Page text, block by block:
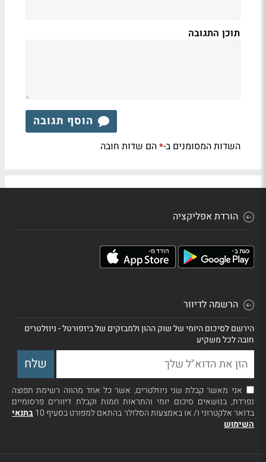
תוכן התגובה
הוסף תגובה
השדות המסומנים ב-*הם שדות חובה
הורדת אפליקציה
הרשמה לדיוור
הירשם לסיכום היומי של שוק ההון ולמבזקים של ביזפורטל - ניוזלטרים
חובה לכל משקיע
אני מאשר קבלת שני ניוזלטרים, אשר כל אחד מהווה רשימת תפוצה
נפרדת, בנושאים סיכום יומי והתראות חמות וקבלת דיוורים פרסומיים
בדואר אלקטרוני ו/ או באמצעות הסלולר בהתאם למפורט בסעיף 10
בתנאי
השימוש